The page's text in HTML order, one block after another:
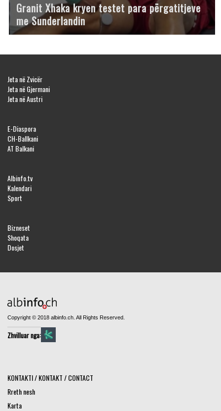
Granit Xhaka kryen testet para përgatitjeve
me Sunderlandin
Jeta në Zvicër
Jeta në Gjermani
Jeta në Austri
E-Diaspora
CH-Ballkani
AT Balkani
Albinfo.tv
Kalendari
Sport
Bizneset
Shoqata
Dosjet
Copyright © 2018 albinfo.ch. All Rights Reserved.
Zhvilluar nga:
KONTAKTI / KONTAKT / CONTACT
Rreth nesh
Karta